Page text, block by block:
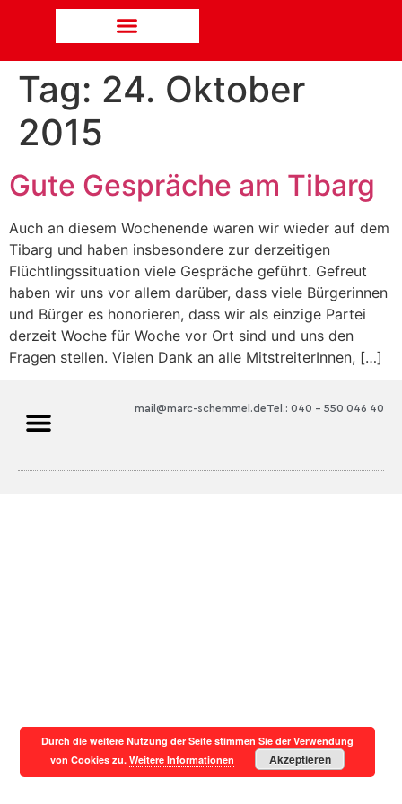
Tag: 24. Oktober
2015
Gute Gespräche am Tibarg
Auch an diesem Wochenende waren wir wieder auf dem
Tibarg und haben insbesondere zur derzeitigen
Flüchtlingssituation viele Gespräche geführt. Gefreut
haben wir uns vor allem darüber, dass viele Bürgerinnen
und Bürger es honorieren, dass wir als einzige Partei
derzeit Woche für Woche vor Ort sind und uns den
Fragen stellen. Vielen Dank an alle MitstreiterInnen, […]
Tel.: 040 – 550 046 40
mail@marc-schemmel.de
Durch die weitere Nutzung der Seite stimmen Sie der Verwendung
von Cookies zu.Weitere Informationen Akzeptieren